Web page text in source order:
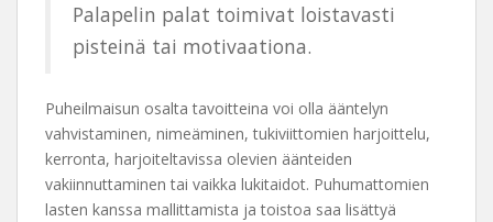
Palapelin palat toimivat loistavasti
pisteinä tai motivaationa.
Puheilmaisun osalta tavoitteina voi olla ääntelyn
vahvistaminen, nimeäminen, tukiviittomien harjoittelu,
kerronta, harjoiteltavissa olevien äänteiden
vakiinnuttaminen tai vaikka lukitaidot. Puhumattomien
lasten kanssa mallittamista ja toistoa saa lisättyä